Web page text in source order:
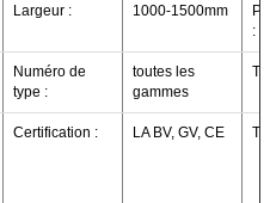
Largeur : 1000-1500mm
:
Numéro de
type :
toutes les
gammes
Certification : LA BV, GV, CE